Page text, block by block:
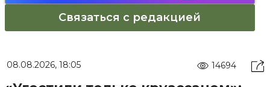
Связаться с редакцией
08.08.2026, 18:05 14694